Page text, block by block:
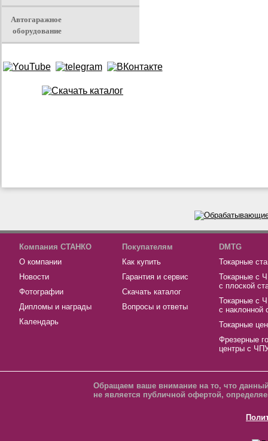
Автогаражное
оборудование
Компания СТАНКО
О компании
Новости
Фотографии
Дипломы и награды
Календарь
Покупателям
Как купить
Гарантия и сервис
Скачать каталог
Вопросы и ответы
DMTG
Токарные
Токарные с
с плоской
Токарные с
с наклонной
Токарные
Фрезерные
центры с
Обращаем ваше внимание на то, что
не является публичной офертой,